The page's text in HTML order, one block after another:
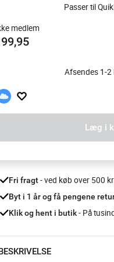
Passer til
medlem
Afsendes 1-2
Læg i
Fri fragt - ved køb over 500
Byt i 1 år og få pengene
Klik og hent i butik - På